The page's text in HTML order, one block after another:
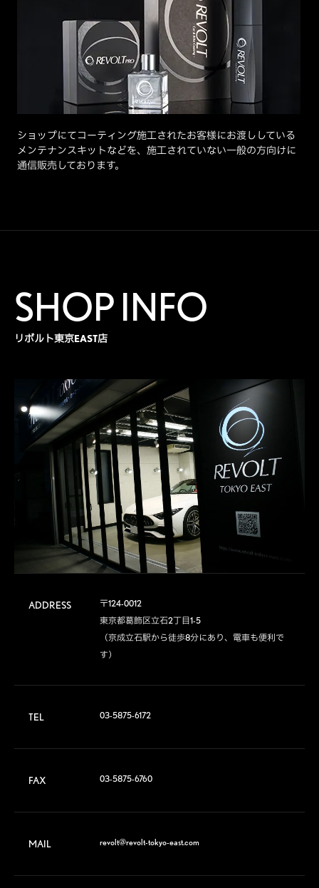
ショップにてコーティング施工されたお客様にお渡ししている
メンテナンスキットなどを、施工されていない一般の方向けに
通信販売しております。
SHOP INFO
リボルト東京EAST店
ADDRESS
〒124-0012
東京都葛飾区立石2丁目1-5
（京成立石駅から徒歩8分にあり、電車も便利で
す）
TEL 03-5875-6172
FAX 03-5875-6760
MAIL revolt@revolt-tokyo-east.com